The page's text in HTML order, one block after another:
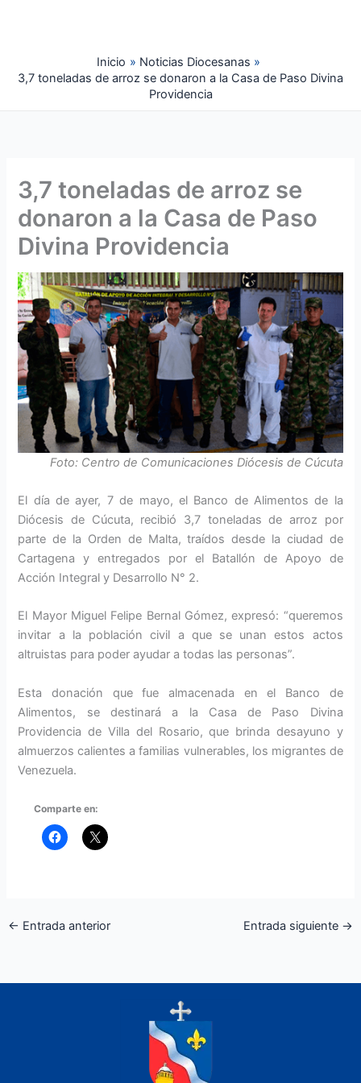
Inicio
Noticias Diocesanas
3,7 toneladas de arroz se donaron a la Casa de Paso Divina
Providencia
3,7 toneladas de arroz se
donaron a la Casa de Paso
Divina Providencia
Foto: Centro de Comunicaciones Diócesis de Cúcuta
El día de ayer, 7 de mayo, el Banco de Alimentos de la
Diócesis de Cúcuta, recibió 3,7 toneladas de arroz por
parte de la Orden de Malta, traídos desde la ciudad de
Cartagena y entregados por el Batallón de Apoyo de
Acción Integral y Desarrollo N° 2.
El Mayor Miguel Felipe Bernal Gómez, expresó: “queremos
invitar a la población civil a que se unan estos actos
altruistas para poder ayudar a todas las personas”.
Esta donación que fue almacenada en el Banco de
Alimentos, se destinará a la Casa de Paso Divina
Providencia de Villa del Rosario, que brinda desayuno y
almuerzos calientes a familias vulnerables, los migrantes de
Venezuela.
Comparte en:
← Entrada anterior Entrada siguiente →